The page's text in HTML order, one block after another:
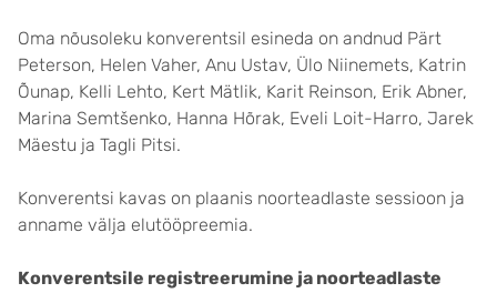
Oma nõusoleku konverentsil esineda on andnud Pärt
Peterson, Helen Vaher, Anu Ustav, Ülo Niinemets, Katrin
Õunap, Kelli Lehto, Kert Mätlik, Karit Reinson, Erik Abner,
Marina Semtšenko, Hanna Hõrak, Eveli Loit-Harro, Jarek
Mäestu ja Tagli Pitsi.
Konverentsi kavas on plaanis noorteadlaste sessioon ja
anname välja elutööpreemia.
Konverentsile registreerumine ja noorteadlaste